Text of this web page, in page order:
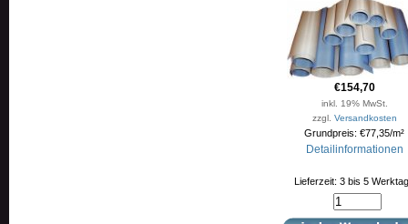
€154,70
inkl. 19% MwSt.
zzgl. Versandkosten
Grundpreis: €77,35/m²
Detailinformationen
Lieferzeit: 3 bis 5